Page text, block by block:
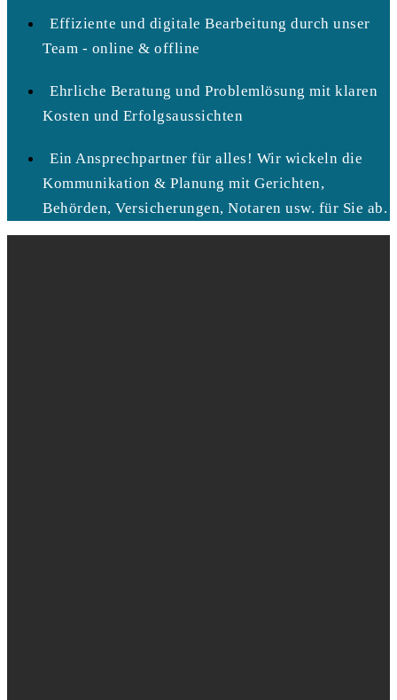
Effiziente und digitale Bearbeitung durch unser
Team - online & offline
Ehrliche Beratung und Problemlösung mit klaren
Kosten und Erfolgsaussichten
Ein Ansprechpartner für alles! Wir wickeln die
Kommunikation & Planung mit Gerichten,
Behörden, Versicherungen, Notaren usw. für Sie ab.